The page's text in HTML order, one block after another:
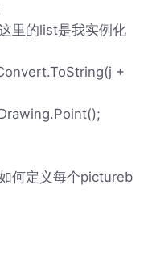
里的list是我实例化
+
何定义每个pictureb